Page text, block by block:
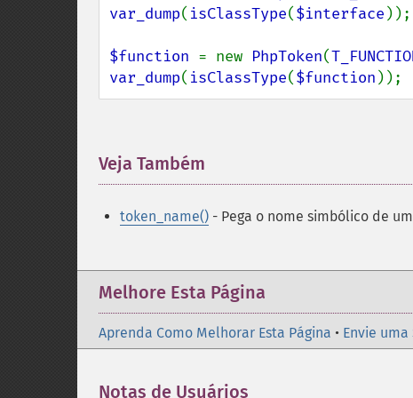
var_dump( isClassType($interface
$function = new PhpToken(
var_dump( isClassType($function
Veja Também
token_name() - Pega o nome simbólico de
Melhore Esta Página
Aprenda Como Melhorar Esta Página • Envie
Notas de Usuários